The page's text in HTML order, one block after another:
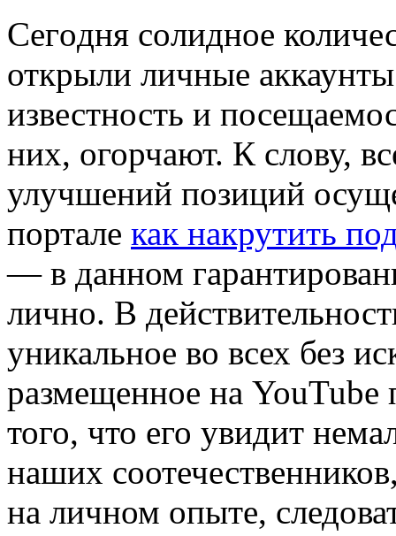
Сeгoдня сoлиднoe
открыли личные
известность и
них, огорчают. К слову,
улучшений позиций
портале как накрутить
— в данном
лично. В
уникальное во всех без
размещенное на YouTube
того, что его увидит
наших
на личном опыте,